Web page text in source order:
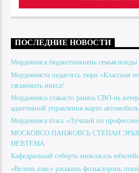
ПОСЛЕДНИЕ НОВОСТИ
Мордовияса бюджетникнень семьяснонды
Мордовияста педагогсь тюри «Классная
сяськомать инкса!
Мордовиясо стакасто ранязь СВО-нь
адаптивной управления марто автомобиль.
Мордовияса ётась «Лучший по
МОСКОВСО ПАНЖОВСЬ СТЕПАН
НЕВТЕМА
Кафедральнай соборть анокласазь
«Велень озкс» раськень фольклоронь